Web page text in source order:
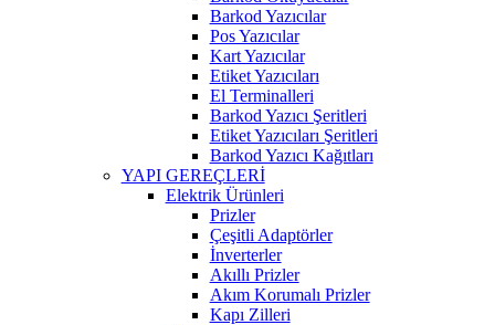
Barkod Yazıcılar
Pos Yazıcılar
Kart Yazıcılar
Etiket Yazıcıları
El Terminalleri
Barkod Yazıcı Şeritleri
Etiket Yazıcıları Şeritleri
Barkod Yazıcı Kağıtları
YAPI GEREÇLERİ
Elektrik Ürünleri
Prizler
Çeşitli Adaptörler
İnverterler
Akıllı Prizler
Akım Korumalı Prizler
Kapı Zilleri